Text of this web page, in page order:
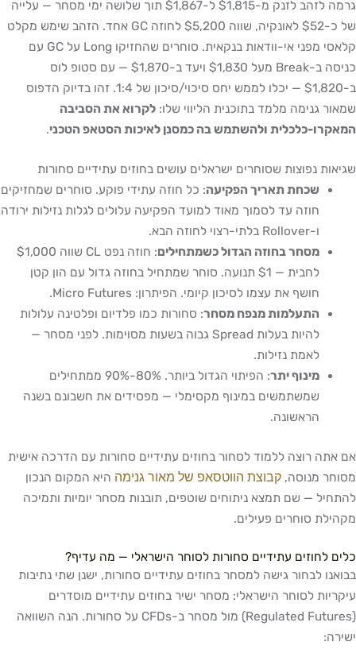
גרמה לזהב לזנק מ-$1,815 ל-$1,867 תוך שלושה ימי מסחר — עלייה
של כ-$52 לאונקיה, שווה $5,200 לחוזה GC אחד. הזהב שימש מקלט
קלאסי מפני אי-וודאות בנקאית. סוחרים שהחזיקו Long על GC עם
כניסה ב-Break מעל $1,830 ויעד ב-$1,870 — עם סטופ לוס
ב-$1,820 — יכלו לממש יחס סיכוי/סיכון של 1:4. זהו בדיוק הדפוס
שמאור גנימה מלמד בתוכנית הליווי שלו: לקרוא את הסביבה
המאקרו-כלכלית ולהשתמש בה כמסנן לאיכות הסטאפ הטכני.
שגיאות נפוצות שסוחרים ישראלים עושים בחוזים עתידיים סחורות
שכחת תאריך הפקיעה: כל חוזה עתידי פוקע. סוחרים שמחזיקים
חוזה עד לסמוך מאוד למועד הפקיעה עלולים לגלות נזילות ירודה
ו-Rollover בלתי-רצוי לחוזה הבא.
מסחר בחוזה הגדול כשמתחילים
: חוזה נפט CL שווה $1,000
לחבית — $1 תנועה. סוחר שמתחיל בחוזה גדול עם הון קטן
חושף את עצמו לסיכון קיומי. הפיתרון: Micro Futures.
התעלמות מנפח מסחר: סחורות כמו פלדיום ופלטינה עלולות
להיות בעלות Spread גבוה בשעות מסוימות. לפני מסחר —
לאמת נזילות.
מינוף יתר
: הפיתוי הגדול ביותר. 80%-90% ממתחילים
שמשתמשים במינוף מקסימלי — מפסידים את חשבונם בשנה
הראשונה.
אם אתה רוצה ללמוד לסחור בחוזים עתידיים סחורות עם הדרכה אישית
מסוחר מנוסה, קבוצת הווטסאפ של מאור גנימה היא המקום הנכון
להתחיל — שם תמצא ניתוחים שוטפים, תובנות מסחר יומיות ותמיכה
מקהילת סוחרים פעילים.
כלים לחוזים עתידיים סחורות לסוחר הישראלי — מה עדיף?
בבואנו לבחור גישה למסחר בחוזים עתידיים סחורות, ישנן שתי נתיבות
עיקריות לסוחר הישראלי: מסחר ישיר בחוזים עתידיים מוסדרים
(Regulated Futures) מול מסחר ב-CFDs על סחורות. הנה השוואה
ישירה: